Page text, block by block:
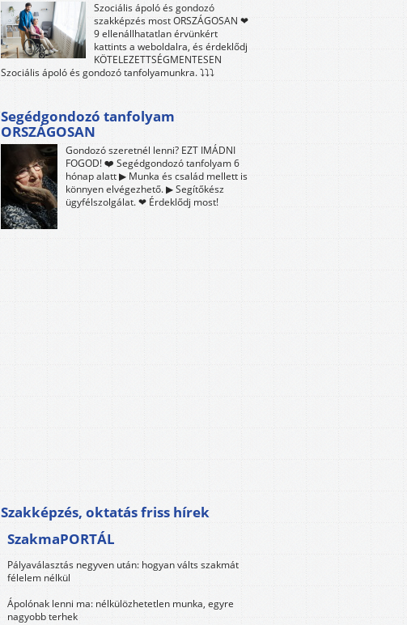
Szociális ápoló és gondozó
szakképzés most ORSZÁGOSAN ❤
9 ellenállhatatlan érvünkért
kattints a weboldalra, és érdeklődj
KÖTELEZETTSÉGMENTESEN
Szociális ápoló és gondozó tanfolyamunkra. ⤵⤵⤵
Segédgondozó tanfolyam
ORSZÁGOSAN
Gondozó szeretnél lenni? EZT IMÁDNI
FOGOD! ❤️ Segédgondozó tanfolyam 6
hónap alatt ▶ Munka és család mellett is
könnyen elvégezhető. ▶ Segítőkész
ügyfélszolgálat. ❤ Érdeklődj most!
Szakképzés, oktatás friss hírek
SzakmaPORTÁL
Pályaválasztás negyven után: hogyan válts szakmát
félelem nélkül
Ápolónak lenni ma: nélkülözhetetlen munka, egyre
nagyobb terhek